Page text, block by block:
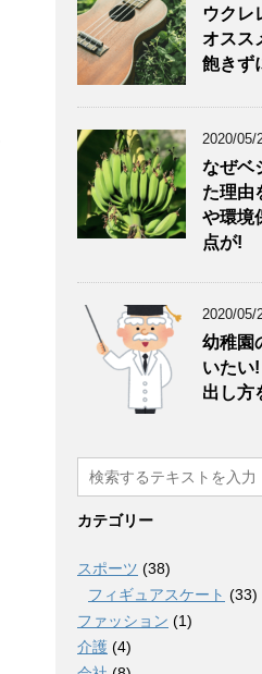
ウクレ
オスス
飽きず
2020/05/
なぜベ
た理由
や環境
点が!
2020/05/
幼稚園
いたい
出し
カテゴリー
スポーツ (38)
フィギュアスケート (33)
ファッション (1)
介護 (4)